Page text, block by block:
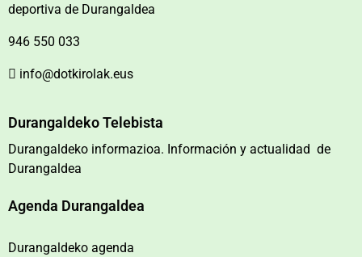
deportiva de Durangaldea
946 550 033
info@dotkirolak.eus
Durangaldeko Telebista
Durangaldeko informazioa. Información y actualidad de
Durangaldea
Agenda Durangaldea
Durangaldeko agenda